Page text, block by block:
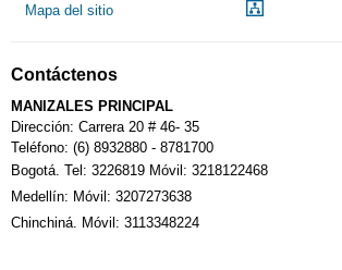
Mapa del sitio
Contáctenos
MANIZALES PRINCIPAL
Dirección: Carrera 20 # 46- 35
Teléfono: (6) 8932880 - 8781700
Bogotá. Tel: 3226819 Móvil: 3218122468
Medellín: Móvil: 3207273638
Chinchiná. Móvil: 3113348224